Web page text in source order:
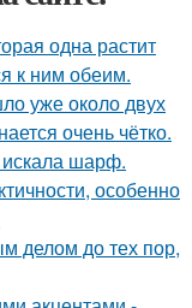
одна растит
к ним обеим.
уже около двух
очень чётко.
искала шарф.
особенно
делом до тех пор,